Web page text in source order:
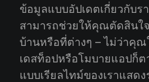
ข้อมูลแบบอัปเดตเกี่ยวกับร
สามารถช่วยให้คุณตัดสินใ
บ้านหรือที่ต่างๆ – ไม่ว่าคุณ
เดสท็อปหรือโมบายแอปก็ต
แบบเรียลไทม์ของเราแสด